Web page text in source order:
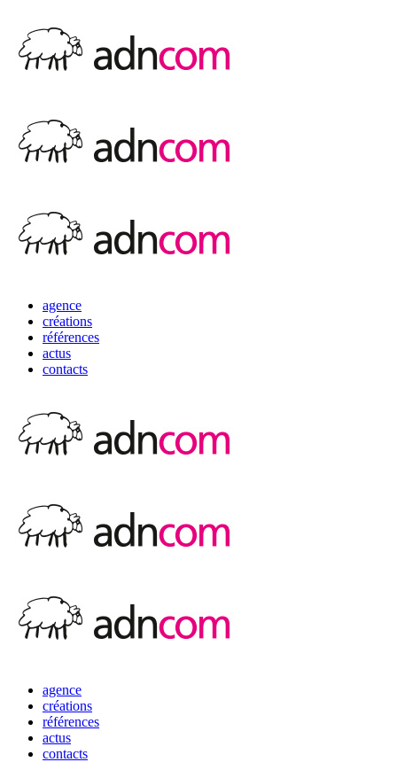
agence
créations
références
actus
contacts
agence
créations
références
actus
contacts